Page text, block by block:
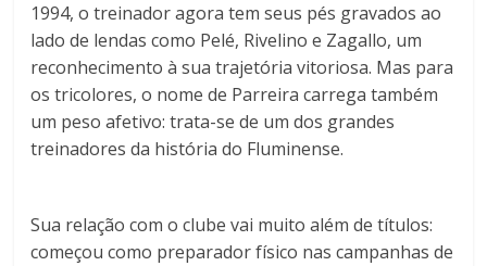
1994, o treinador agora tem seus pés gravados ao
lado de lendas como Pelé, Rivelino e Zagallo, um
reconhecimento à sua trajetória vitoriosa. Mas para
os tricolores, o nome de Parreira carrega também
um peso afetivo: trata-se de um dos grandes
treinadores da história do Fluminense.
Sua relação com o clube vai muito além de títulos:
começou como preparador físico nas campanhas de